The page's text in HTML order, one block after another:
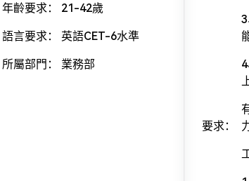
年齡要求： 21-42歲
語言要求： 英語CET-6水準
所屬部門： 業務部
要求：